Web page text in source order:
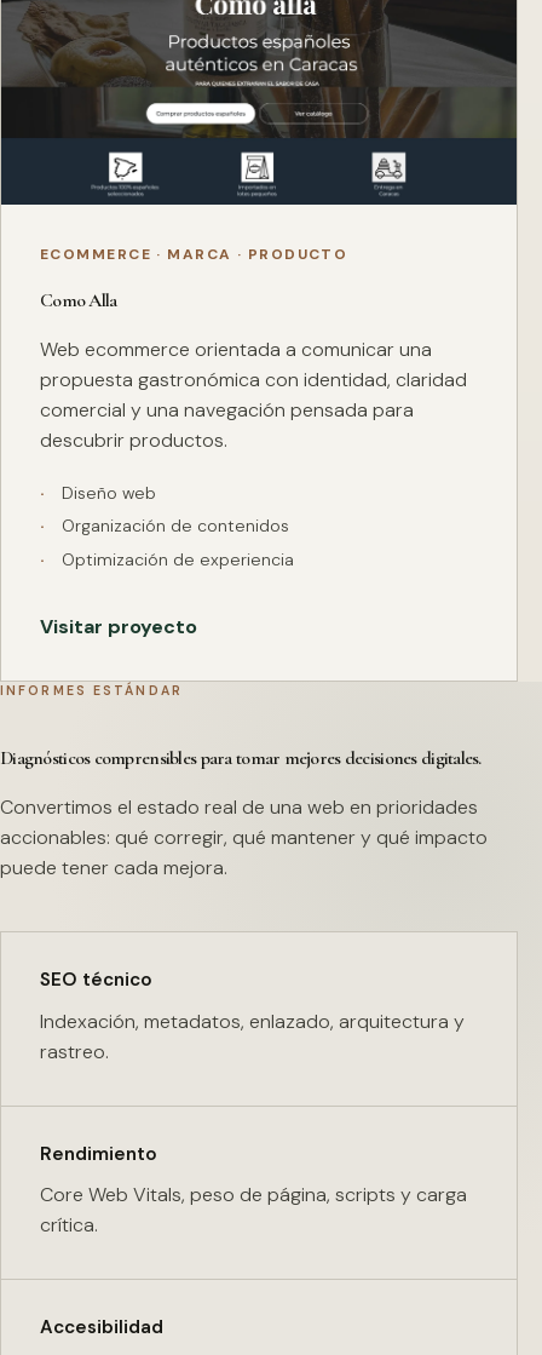
ECOMMERCE · MARCA · PRODUCTO
Como Alla
Web ecommerce orientada a comunicar una
propuesta gastronómica con identidad, claridad
comercial y una navegación pensada para
descubrir productos.
Diseño web
Organización de contenidos
Optimización de experiencia
Visitar proyecto
INFORMES ESTÁNDAR
Diagnósticos comprensibles para tomar mejores decisiones digitales.
Convertimos el estado real de una web en prioridades
accionables: qué corregir, qué mantener y qué impacto
puede tener cada mejora.
SEO técnico
Indexación, metadatos, enlazado, arquitectura y
rastreo.
Rendimiento
Core Web Vitals, peso de página, scripts y carga
crítica.
Accesibilidad